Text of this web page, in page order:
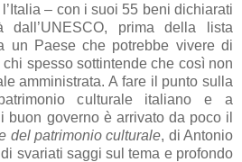
– con i suoi 55 beni dichiarati
dall’UNESCO, prima della lista
un Paese che potrebbe vivere di
spesso sottintende che così non
amministrata. A fare il punto sulla
culturale italiano e a
buon governo è arrivato da poco il
del patrimonio culturale, di Antonio
svariati saggi sul tema e profondo